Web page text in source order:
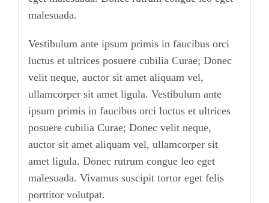
malesuada.
Vestibulum ante ipsum primis in faucibus orci
luctus et ultrices posuere cubilia Curae; Donec
velit neque, auctor sit amet aliquam vel,
ullamcorper sit amet ligula. Vestibulum ante
ipsum primis in faucibus orci luctus et ultrices
posuere cubilia Curae; Donec velit neque,
auctor sit amet aliquam vel, ullamcorper sit
amet ligula. Donec rutrum congue leo eget
malesuada. Vivamus suscipit tortor eget felis
porttitor volutpat.